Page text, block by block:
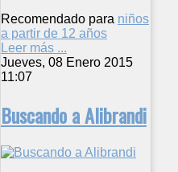
Recomendado para niños
a partir de 12 años
Leer más ...
Jueves, 08 Enero 2015
11:07
Buscando a Alibrandi